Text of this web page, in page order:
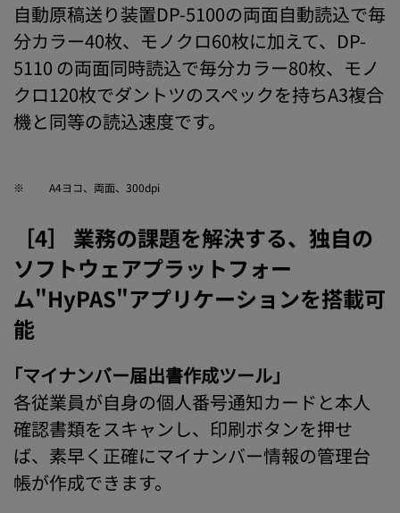
自動原稿送り装置DP-5100の両面自動読込で毎
分カラー40枚、モノクロ60枚に加えて、DP-
5110 の両面同時読込で毎分カラー80枚、モノ
クロ120枚でダントツのスペックを持ちA3複合
機と同等の読込速度です。
※ A4ヨコ、両面、300dpi
［4］ 業務の課題を解決する、独自の
ソフトウェアプラットフォー
ム"HyPAS"アプリケーションを搭載可
能
｢マイナンバー届出書作成ツール｣
各従業員が自身の個人番号通知カードと本人
確認書類をスキャンし、印刷ボタンを押せ
ば、素早く正確にマイナンバー情報の管理台
帳が作成できます。